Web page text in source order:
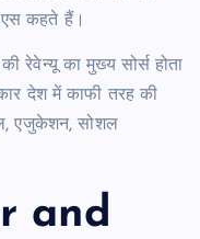
कहते हैं।
रेवेन्यू का मुख्य सोर्स होता
देश में काफी तरह की
एजुकेशन, सोशल
and